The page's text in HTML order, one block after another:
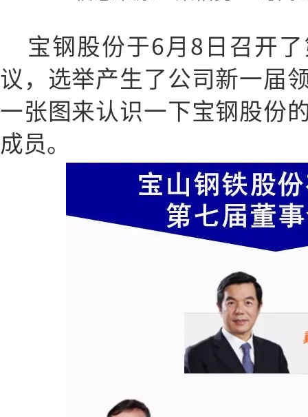
宝钢股份于6月8日召开
议，选举产生了公司新一届
一张图来认识一下宝钢股份
成员。